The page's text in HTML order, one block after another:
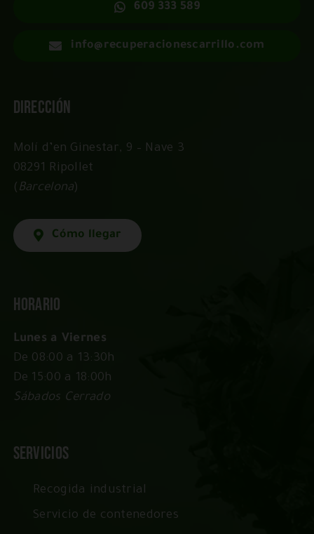
609 333 589
info@recuperacionescarrillo.com
Dirección
Molí d’en Ginestar, 9 – Nave 3
08291 Ripollet
( Barcelona)
Cómo llegar
Horario
Lunes a Viernes
De 08:00 a 13:30h
De 15:00 a 18:00h
Sábados Cerrado
Servicios
Recogida industrial
Servicio de contenedores